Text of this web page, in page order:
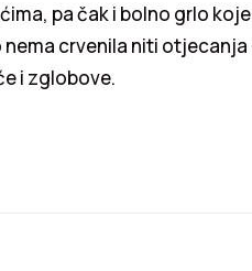
pa čak i bolno grlo
crvenila niti otjecanja
i zglobove.